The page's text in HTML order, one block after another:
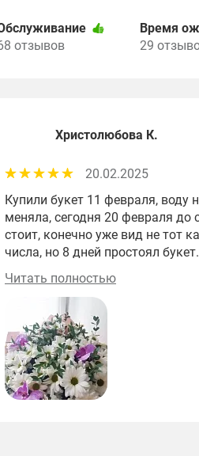
отзывов
Время
29
Христолюбова К.
20.02.2025
Купили букет 11 февраля, воду
меняла, сегодня 20 февраля до
стоит, конечно уже вид не тот
числа, но 8 дней простоял букет.
Читать полностью